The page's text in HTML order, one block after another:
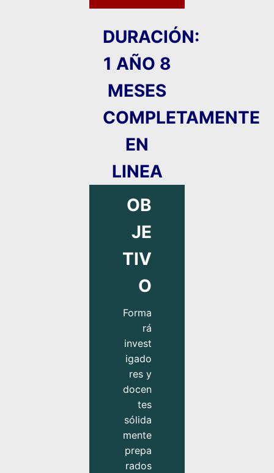
DURACIÓN:
1 AÑO 8
MESES
COMPLETAMENTE
EN
LINEA
OB
JE
TIV
O
Forma
rá
invest
igado
res y
docen
tes
sólida
mente
prepa
rados